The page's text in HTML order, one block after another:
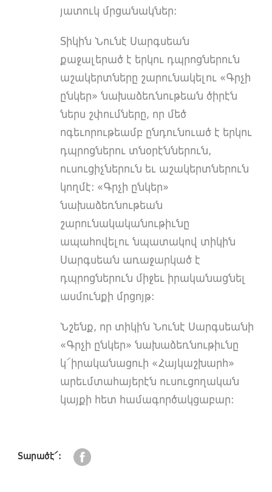
յատուկ մրցանակներ:
Տիկին Նունէ Սարգսեան
քաջալերած է երկու դպրոցներուն
աշակերտները շարունակելու «Գրչի
ընկեր» նախաձեռնութեան ծիրէն
ներս շփումները, որ մեծ
ոգեւորութեամբ ընդունուած է երկու
դպրոցներու տնօրէններուն,
ուսուցիչներուն եւ աշակերտներուն
կողմէ: «Գրչի ընկեր»
նախաձեռնութեան
շարունակականութիւնը
ապահովելու նպատակով տիկին
Սարգսեան առաջարկած է
դպրոցներուն միջեւ իրականացնել
ասմունքի մրցոյթ:
Նշենք, որ տիկին Նունէ Սարգսեանի
«Գրչի ընկեր» նախաձեռնութիւնը
կ՛իրականացուի «Հայկաշխարհ»
արեւմտահայերէն ուսուցողական
կայքի հետ համագործակցաբար:
Տարածէ՛: